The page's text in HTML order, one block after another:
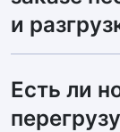
и
Есть ли